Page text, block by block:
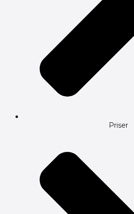
Priser